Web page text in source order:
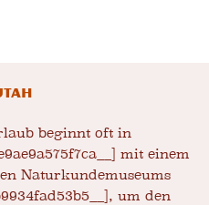
beginnt oft in
mit einem
Naturkundemuseums
um den